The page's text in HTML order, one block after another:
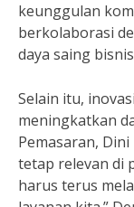
keunggulan
berkolaborasi
daya saing
Selain itu,
meningkatkan
Pemasaran,
tetap relevan di
harus terus